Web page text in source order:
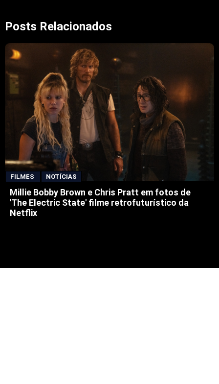
Posts Relacionados
FILMES NOTÍCIAS
Millie Bobby Brown e Chris Pratt em fotos de
'The Electric State' filme retrofuturístico da
Netflix